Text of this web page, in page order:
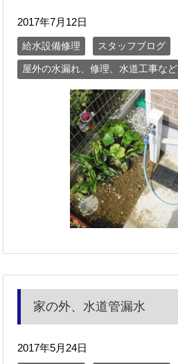
2017年7月12日
給水設備修理 スタッフブログ
屋外の水漏れ、修理、水道工事など
家の外、水道管漏水
2017年5月24日